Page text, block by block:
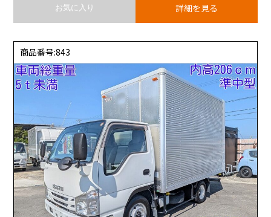
お気に入り 詳細を見る
商品番号:843